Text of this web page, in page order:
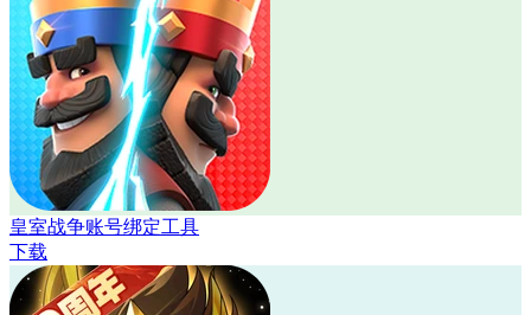
皇室战争账号绑定工具
下载